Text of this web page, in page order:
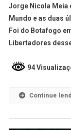
Jorge Nicola Meia
Mundo e as duas
Foi do Botafogo
Libertadores
94
Continue